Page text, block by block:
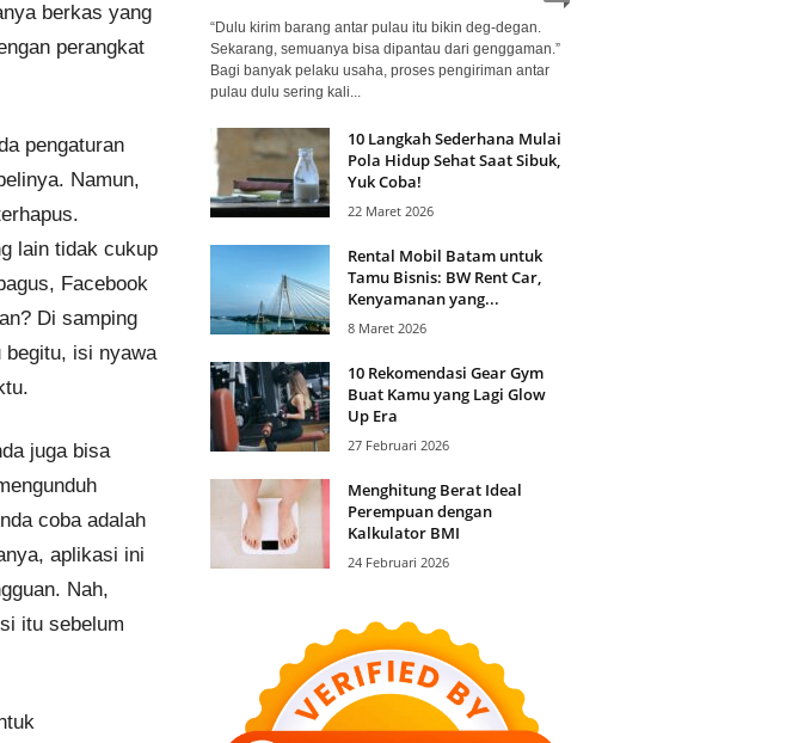
berkas yang
perangkat
pengaturan
Namun,
lain tidak cukup
Facebook
Di samping
begitu, isi nyawa
juga bisa
coba adalah
aplikasi ini
Nah,
itu sebelum
“Dulu kirim barang antar pulau itu bikin deg-degan.
Sekarang, semuanya bisa dipantau dari genggaman.”
Bagi banyak pelaku usaha, proses pengiriman antar
pulau dulu sering kali...
10 Langkah Sederhana Mulai
Pola Hidup Sehat Saat Sibuk,
Yuk Coba!
22 Maret 2026
Rental Mobil Batam untuk
Tamu Bisnis: BW Rent Car,
Kenyamanan yang...
8 Maret 2026
10 Rekomendasi Gear Gym
Buat Kamu yang Lagi Glow
Up Era
27 Februari 2026
Menghitung Berat Ideal
Perempuan dengan
Kalkulator BMI
24 Februari 2026